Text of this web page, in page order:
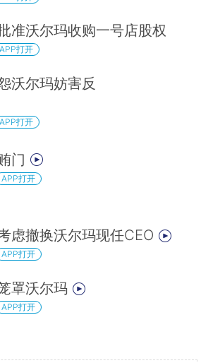
准沃尔玛收购一号店股权
APP打开
沃尔玛妨害反
APP打开
门
APP打开
虑撤换沃尔玛现任CEO
APP打开
罩沃尔玛
APP打开